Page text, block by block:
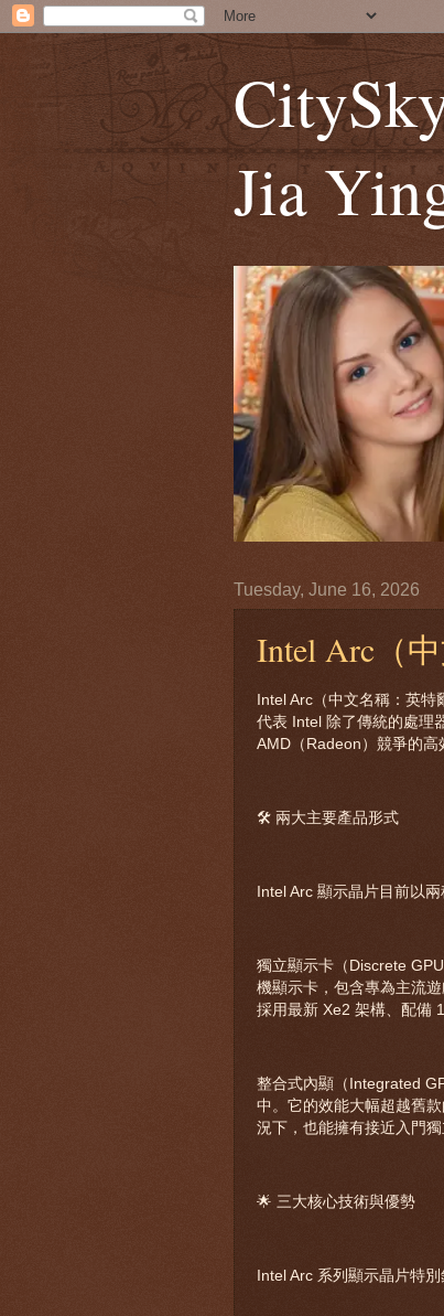
Jia
Tuesday, June 16, 2026
Intel Arc（
Intel Arc（中文名稱：英
代表 Intel 除了傳統的處理
AMD（Radeon）競爭的高
🛠️ 兩大主要產品形式
Intel Arc 顯示晶片目前以兩
獨立顯示卡（Discrete
機顯示卡，包含專為主流
採用最新 Xe2 架構、配備
整合式內顯（Integrated
中。它的效能大幅超越舊
況下，也能擁有接近入門獨
🌟 三大核心技術與優勢
Intel Arc 系列顯示晶片特